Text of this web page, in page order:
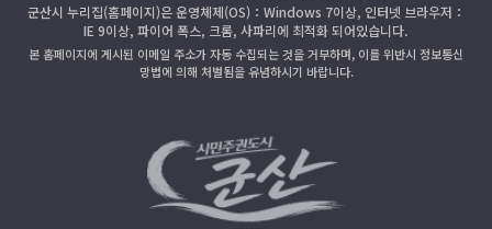
군산시 누리집(홈페이지)은 운영체제(OS)：Windows 7이상, 인터넷 브라우저：
IE 9이상, 파이어 폭스, 크롬, 사파리에 최적화 되어있습니다.
본 홈페이지에 게시된 이메일 주소가 자동 수집되는 것을 거부하며, 이를 위반시 정보통신
망법에 의해 처벌됨을 유념하시기 바랍니다.